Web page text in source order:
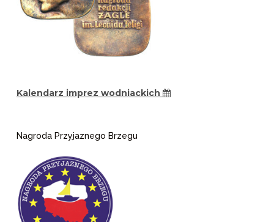
Kalendarz imprez wodniackich
Nagroda Przyjaznego Brzegu